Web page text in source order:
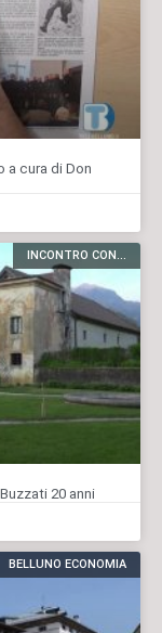
a cura di Don
INCONTRO CON...
20 anni
BELLUNO ECONOMIA